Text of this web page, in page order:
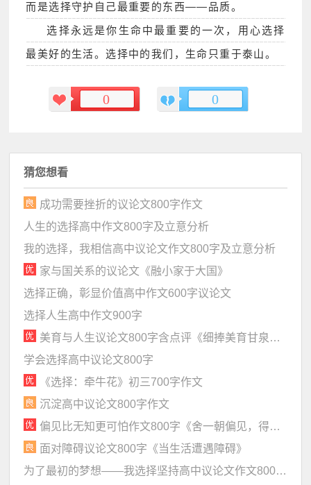
而是选择守护自己最重要的东西——品质。
选择永远是你生命中最重要的一次，用心选择
最美好的生活。选择中的我们，生命只重于泰山。
0 0
猜您想看
成功需要挫折的议论文800字作文
人生的选择高中作文800字及立意分析
我的选择，我相信高中议论文作文800字及立意分析
家与国关系的议论文《融小家于大国》
选择正确，彰显价值高中作文600字议论文
选择人生高中作文900字
美育与人生议论文800字含点评《细捧美育甘泉，慢烹人生之茶》
学会选择高中议论文800字
《选择：牵牛花》初三700字作文
沉淀高中议论文800字作文
偏见比无知更可怕作文800字《舍一朝偏见，得万古长空》
面对障碍议论文800字《当生活遭遇障碍》
为了最初的梦想——我选择坚持高中议论文作文800字及立意分析